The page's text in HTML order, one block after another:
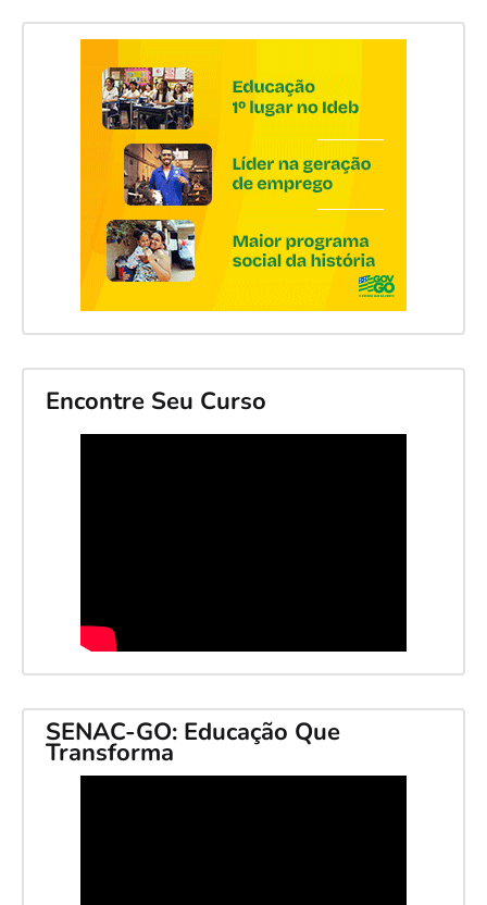
Encontre Seu Curso
SENAC-GO: Educação Que
Transforma